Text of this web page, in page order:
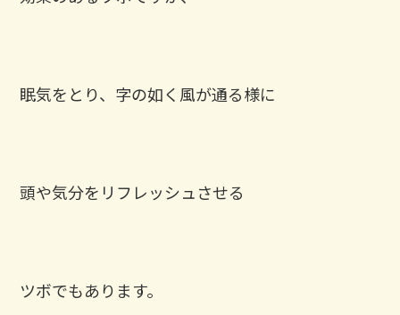
眠気をとり、字の如く風が通る様に
頭や気分をリフレッシュさせる
ツボでもあります。